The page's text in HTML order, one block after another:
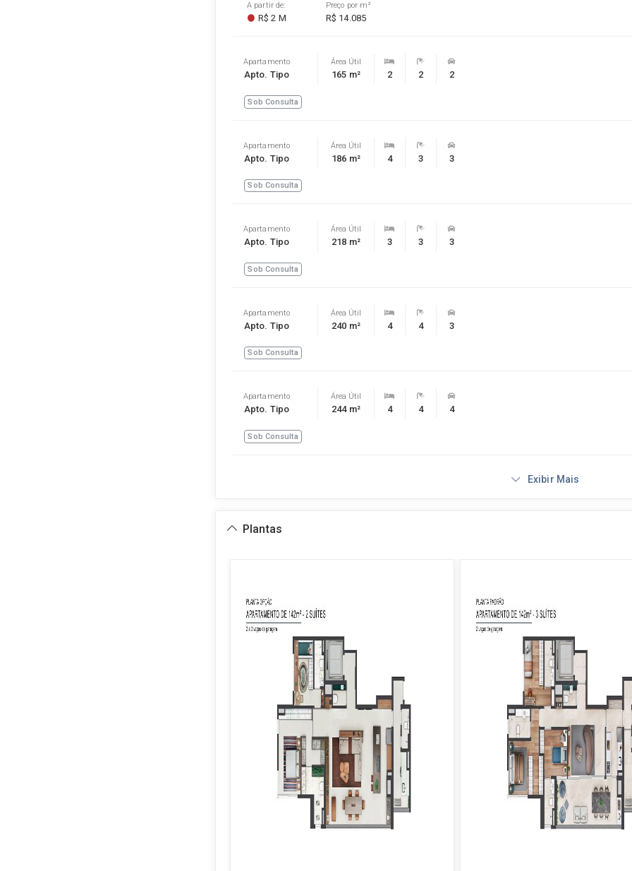
A partir de:
R$ 2 M
Preço por m²
R$ 14.085
Apartamento
Apto. Tipo
Área Útil
165 m² 2 2 2
Sob Consulta
Apartamento
Apto. Tipo
Área Útil
186 m² 4 3 3
Sob Consulta
Apartamento
Apto. Tipo
Área Útil
218 m² 3 3 3
Sob Consulta
Apartamento
Apto. Tipo
Área Útil
240 m² 4 4 3
Sob Consulta
Apartamento
Apto. Tipo
Área Útil
244 m² 4 4 4
Sob Consulta
Exibir Mais
Plantas